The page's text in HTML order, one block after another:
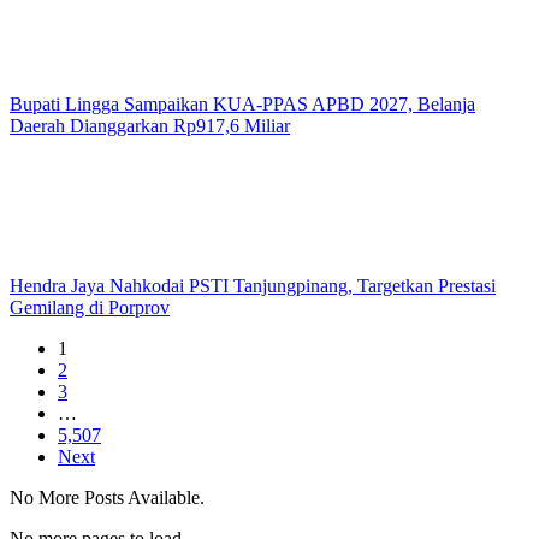
Bupati Lingga Sampaikan KUA-PPAS APBD 2027, Belanja
Daerah Dianggarkan Rp917,6 Miliar
Hendra Jaya Nahkodai PSTI Tanjungpinang, Targetkan Prestasi
Gemilang di Porprov
1
2
3
…
5,507
Next
No More Posts Available.